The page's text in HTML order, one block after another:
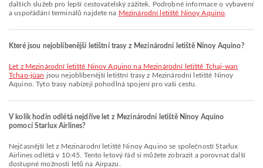
dalších služeb pro lepší cestovatelský zážitek. Podrobné informace o vybavení
a uspořádání terminálů najdete na Mezinárodní letiště Ninoy Aquino
Které jsou nejoblíbenější letištní trasy z Mezinárodní letiště Ninoy Aquino?
let z Mezinárodní letiště Ninoy Aquino na Mezinárodní letiště Tchaj-wan
Tchao-jüan jsou nejoblíbenější letištní trasy z Mezinárodní letiště Ninoy
Aquino. Tyto trasy nabízejí pohodlná spojení pro vaši cestu.
V kolik hodin odlétá nejdříve let z Mezinárodní letiště Ninoy Aquino
pomocí Starlux Airlines?
Nejčasnější let z Mezinárodní letiště Ninoy Aquino se společností Starlux
Airlines odlétá v 10:45. Tento letový řád si můžete zobrazit a porovnat další
dostupné možnosti letů na Airpazu.